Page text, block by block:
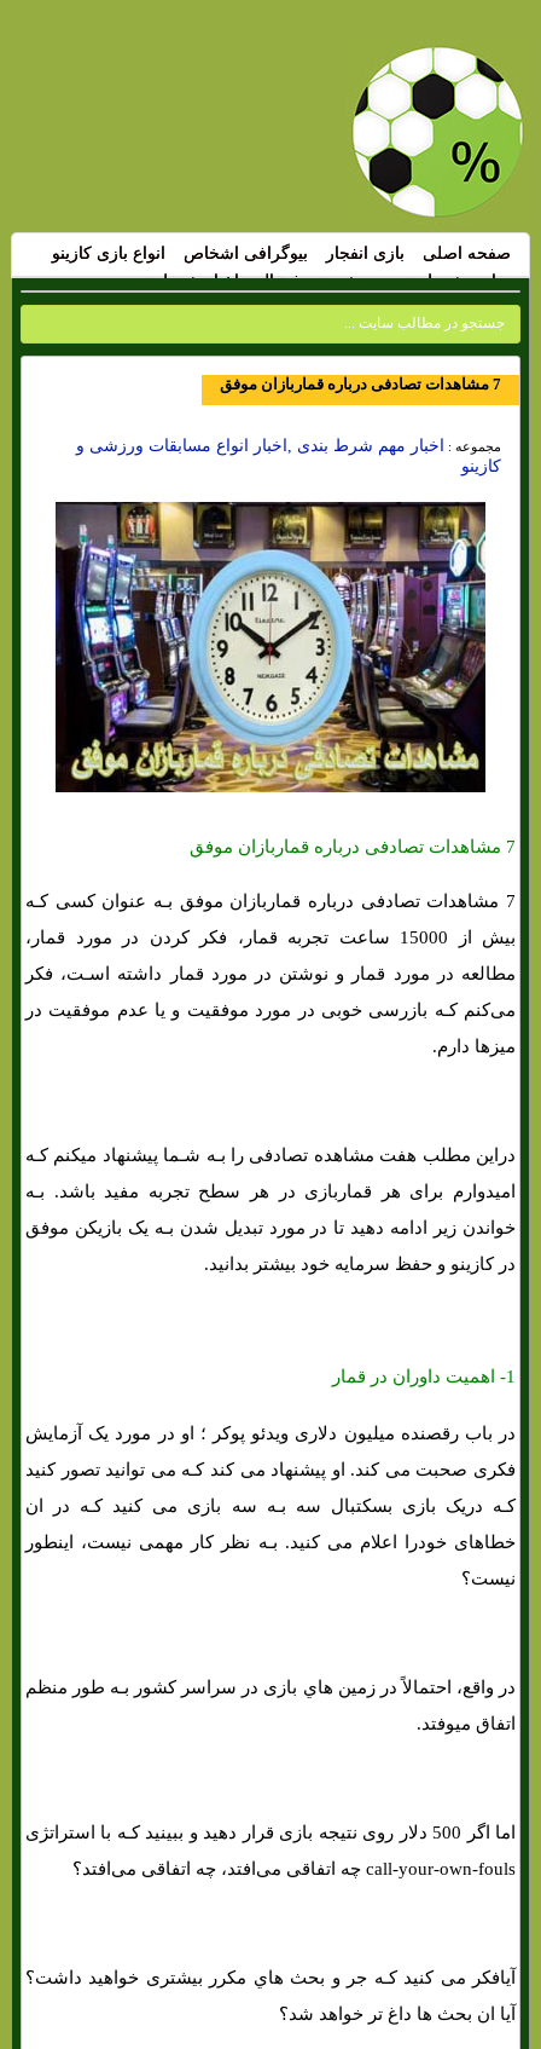
صفحه اصلی بازی انفجار بیوگرافی اشخاص
انواع بازی کازینو
سایت شرط بندی
پیش بینی فوتبال اخبار شرط بندی
7 مشاهدات تصادفی درباره قماربازان موفق
مجموعه :
اخبار مهم شرط بندی ,اخبار انواع مسابقات ورزشی و
کازینو
7 مشاهدات تصادفی درباره قماربازان موفق
7 مشاهدات تصادفی درباره قماربازان موفق بـه عنوان کسی کـه
بیش از 15000 ساعت تجربه قمار، فکر کردن در مورد قمار،
مطالعه در مورد قمار و نوشتن در مورد قمار داشته اسـت، فکر
می‌کنم کـه بازرسی خوبی در مورد موفقیت و یا عدم موفقیت در
میزها دارم.
دراین مطلب هفت مشاهده تصادفی را بـه شـما پیشنهاد میکنم کـه
امیدوارم برای هر قماربازی در هر سطح تجربه مفید باشد. بـه
خواندن زیر ادامه دهید تا در مورد تبدیل شدن بـه یک بازیکن موفق
در کازینو و حفظ سرمایه خود بیشتر بدانید.
1- اهمیت داوران در قمار
در باب رقصنده میلیون دلاری ویدئو پوکر ؛ او در مورد یک آزمایش
فکری صحبت می کند. او پیشنهاد می کند کـه می توانید تصور کنید
کـه دریک بازی بسکتبال سه بـه سه بازی می کنید کـه در ان
خطاهای خودرا اعلام می کنید. بـه نظر کار مهمی نیست، اینطور
نیست؟
در واقع، احتمالاً در زمین هاي‌ بازی در سراسر کشور بـه طور منظم
اتفاق میوفتد.
اما اگر 500 دلار روی نتیجه بازی قرار دهید و ببینید کـه با استراتژی
call-your-own-fouls چه اتفاقی می‌افتد، چه اتفاقی می‌افتد؟
آیافکر می کنید کـه جر و بحث هاي‌ مکرر بیشتری خواهید داشت؟
آیا ان بحث ها داغ تر خواهد شد؟